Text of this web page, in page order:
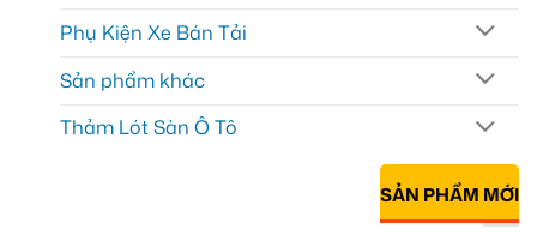
Phụ Kiện Xe Bán Tải
Sản phẩm khác
Thảm Lót Sàn Ô Tô
SẢN PHẨM MỚI